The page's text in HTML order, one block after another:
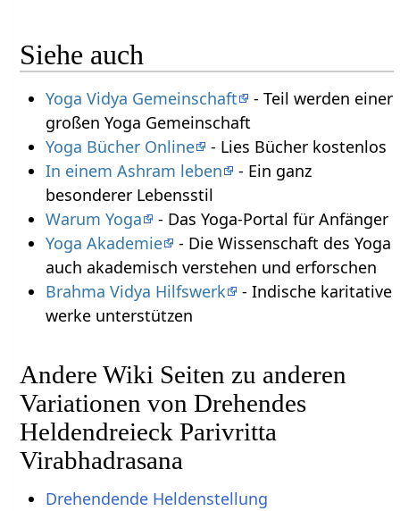
Siehe auch
Yoga Vidya Gemeinschaft
- Teil werden einer
großen Yoga Gemeinschaft
Yoga Bücher Online
- Lies Bücher kostenlos
In einem Ashram leben
- Ein ganz
besonderer Lebensstil
Warum Yoga
- Das Yoga-Portal für Anfänger
Yoga Akademie
- Die Wissenschaft des Yoga
auch akademisch verstehen und erforschen
Brahma Vidya Hilfswerk
- Indische karitative
werke unterstützen
Andere Wiki Seiten zu anderen
Variationen von Drehendes
Heldendreieck Parivritta
Virabhadrasana
Drehendende Heldenstellung